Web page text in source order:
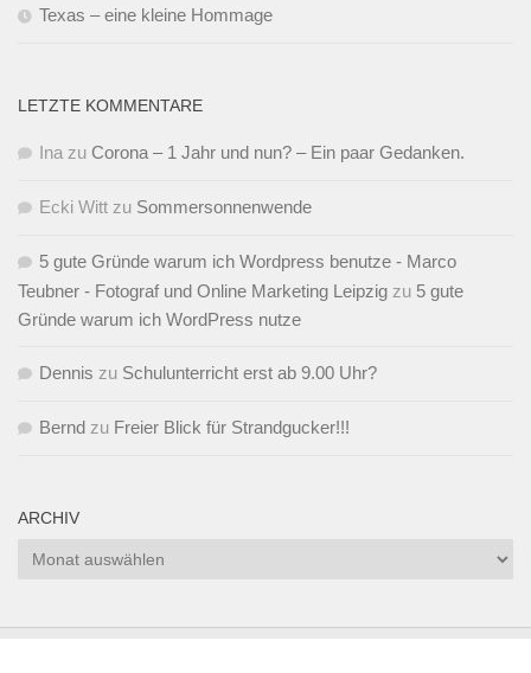
Texas – eine kleine Hommage
LETZTE KOMMENTARE
Ina zu Corona – 1 Jahr und nun? – Ein paar Gedanken.
Ecki Witt zu Sommersonnenwende
5 gute Gründe warum ich Wordpress benutze - Marco
Teubner - Fotograf und Online Marketing Leipzig zu 5 gute
Gründe warum ich WordPress nutze
Dennis zu Schulunterricht erst ab 9.00 Uhr?
Bernd zu Freier Blick für Strandgucker!!!
ARCHIV
Archiv